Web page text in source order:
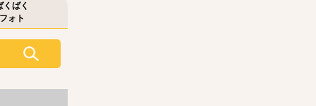
くばく
ォト